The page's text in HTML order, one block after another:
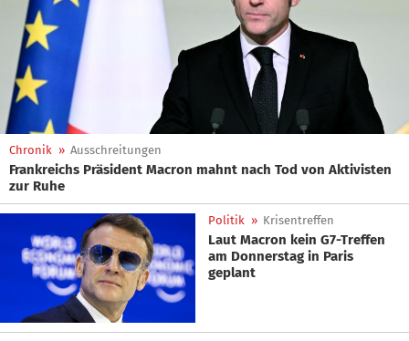
Chronik » Ausschreitungen
Frankreichs Präsident Macron mahnt nach Tod von Aktivisten
zur Ruhe
Politik » Krisentreffen
Laut Macron kein G7-Treffen
am Donnerstag in Paris
geplant